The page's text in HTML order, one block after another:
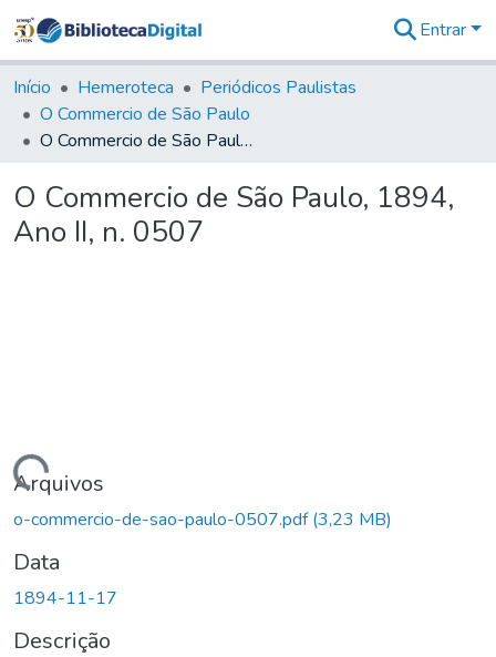
&
Coleções
Tudo na
Biblioteca
Estatísticas
Entrar
Início Hemeroteca
Periódicos Paulistas
O Commercio de São Paulo
O Commercio de São Paulo, 1894, Ano II, n. 0507
O Commercio de São Paulo, 1894,
Ano II, n. 0507
Carregando...
Arquivos
o-commercio-de-sao-paulo-0507.pdf(3,23 MB)
Data
1894-11-17
Descrição